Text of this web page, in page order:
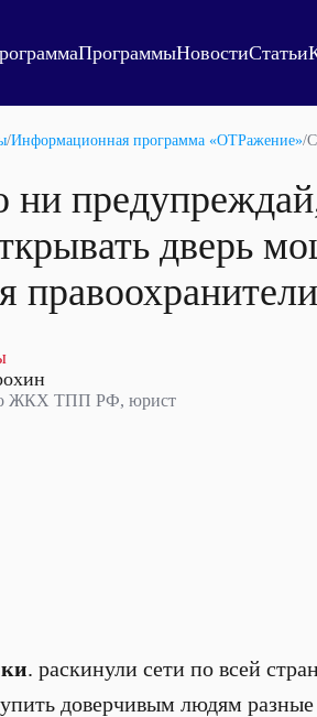
ПрограммыНовостиСтатьи
/Информационная программа «ОТРажение»/
ни
дверь
ЖКХ ТПП РФ, юрист
. раскинули сети по всей
доверчивым людям